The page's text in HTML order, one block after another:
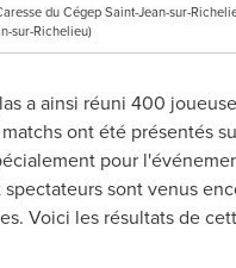
du Cégep Saint-Jean-sur-
sur-Richelieu)
a ainsi réuni 400
ont été présentés
pour
sont venus
Voici les résultats de